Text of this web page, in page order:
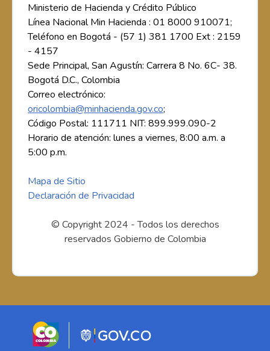
Ministerio de Hacienda y Crédito Público
Línea Nacional Min Hacienda : 01 8000 910071;
Teléfono en Bogotá - (57 1) 381 1700 Ext : 2159
- 4157
Sede Principal, San Agustín: Carrera 8 No. 6C- 38.
Bogotá D.C., Colombia
Correo electrónico:
oricolombia@minhacienda.gov.co;
Código Postal: 111711 NIT: 899.999.090-2
Horario de atención: lunes a viernes, 8:00 a.m. a
5:00 p.m.
Mapa de Sitio
Declaración de Privacidad
© Copyright 2024 - Todos los derechos
reservados Gobierno de Colombia